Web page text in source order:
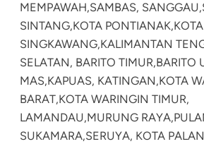
MEMPAWAH,SAMBAS, SANGGAU,
SINTANG,KOTA PONTIANAK,KOTA
SINGKAWANG,KALIMANTAN
SELATAN, BARITO TIMUR,BARITO
MAS,KAPUAS, KATINGAN,KOTA
BARAT,KOTA WARINGIN TIMUR,
LAMANDAU,MURUNG RAYA,
SUKAMARA,SERUYA, KOTA